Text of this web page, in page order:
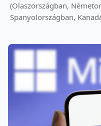
(Olaszországban,
Spanyolországban,